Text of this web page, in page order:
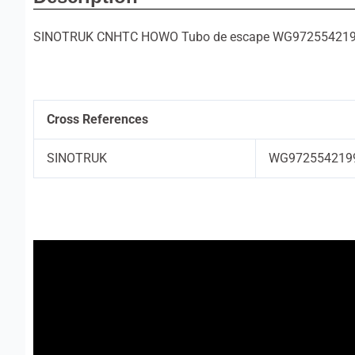
SINOTRUK CNHTC HOWO Tubo de escape
Cross References
SINOTRUK